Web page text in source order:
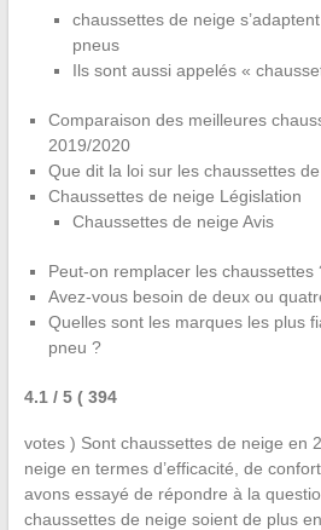
chaussettes de neige
pneus
Ils sont aussi appelés «
Comparaison des meilleures
2019/2020
Que dit la loi sur les chaussettes
Chaussettes de neige Législation
Chaussettes de neige Avis
Peut-on remplacer les chaussettes
Avez-vous besoin de deux ou
Quelles sont les marques les plus
pneu ?
4.1 / 5( 394
votes ) Sont chaussettes de neige en
neige en termes d’efficacité, de
avons essayé de répondre à la
chaussettes de neige soient de plus